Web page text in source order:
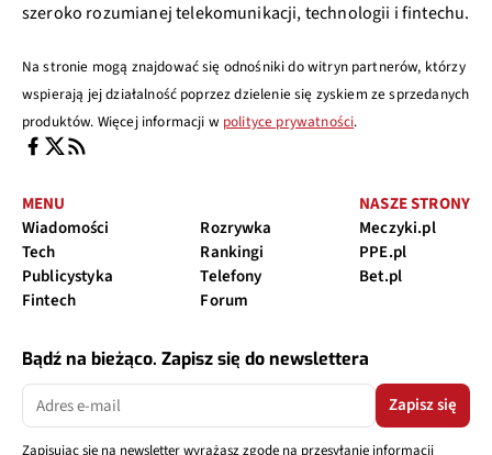
szeroko rozumianej telekomunikacji, technologii i fintechu.
Na stronie mogą znajdować się odnośniki do witryn partnerów, którzy
wspierają jej działalność poprzez dzielenie się zyskiem ze sprzedanych
produktów. Więcej informacji w polityce prywatności.
MENU
Wiadomości
Tech
Publicystyka
Fintech
Rozrywka
Rankingi
Telefony
Forum
NASZE STRONY
Meczyki.pl
PPE.pl
Bet.pl
Bądź na bieżąco. Zapisz się do newslettera
Zapisz się
Zapisując się na newsletter wyrażasz zgodę na przesyłanie informacji